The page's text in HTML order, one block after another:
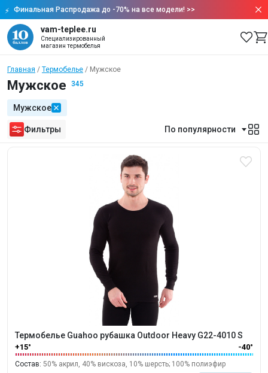
Финальная Распродажа до -70% на все модели! >>
vam-teplee.ru
Специализированный
магазин термобелья
Главная Термобелье Мужское
Мужское 345
Мужское
Фильтры По популярности
Термобелье Guahoo рубашка Outdoor Heavy G22-4010 S
+15° -40°
Состав: 50% акрил, 40% вискоза, 10% шерсть; 100% полиэфир